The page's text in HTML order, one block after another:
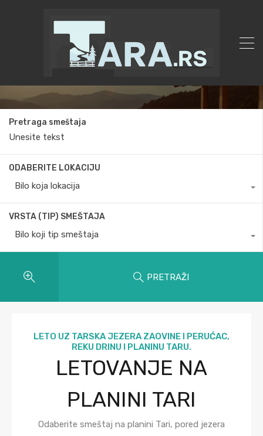
Pretraga smeštaja
ODABERITE LOKACIJU
Bilo koja lokacija
VRSTA (TIP) SMEŠTAJA
Bilo koji tip smeštaja
PRETRAŽI
LETO UZ TARSKA JEZERA ZAOVINE I PERUĆAC,
REKU DRINU I PLANINU TARU.
LETOVANJE NA
PLANINI TARI
Odaberite smeštaj na planini Tari, pored jezera